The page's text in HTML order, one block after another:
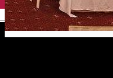
English